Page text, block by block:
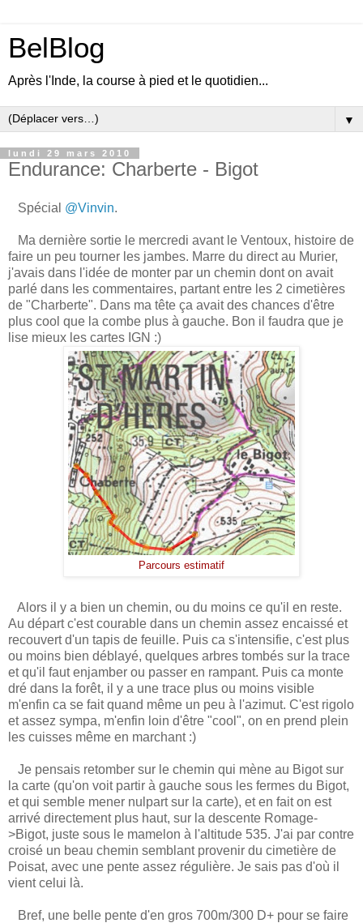
BelBlog
Après l'Inde, la course à pied et le quotidien...
▼
lundi 29 mars 2010
Endurance: Charberte - Bigot
Spécial @Vinvin.
Ma dernière sortie le mercredi avant le Ventoux, histoire de
faire un peu tourner les jambes. Marre du direct au Murier,
j'avais dans l'idée de monter par un chemin dont on avait
parlé dans les commentaires, partant entre les 2 cimetières
de "Charberte". Dans ma tête ça avait des chances d'être
plus cool que la combe plus à gauche. Bon il faudra que je
lise mieux les cartes IGN :)
Parcours estimatif
Alors il y a bien un chemin, ou du moins ce qu'il en reste.
Au départ c'est courable dans un chemin assez encaissé et
recouvert d'un tapis de feuille. Puis ca s'intensifie, c'est plus
ou moins bien déblayé, quelques arbres tombés sur la trace
et qu'il faut enjamber ou passer en rampant. Puis ca monte
dré dans la forêt, il y a une trace plus ou moins visible
m'enfin ca se fait quand même un peu à l'azimut. C'est rigolo
et assez sympa, m'enfin loin d'être "cool", on en prend plein
les cuisses même en marchant :)
Je pensais retomber sur le chemin qui mène au Bigot sur
la carte (qu'on voit partir à gauche sous les fermes du Bigot,
et qui semble mener nulpart sur la carte), et en fait on est
arrivé directement plus haut, sur la descente Romage-
>Bigot, juste sous le mamelon à l'altitude 535. J'ai par contre
croisé un beau chemin semblant provenir du cimetière de
Poisat, avec une pente assez régulière. Je sais pas d'où il
vient celui là.
Bref, une belle pente d'en gros 700m/300 D+ pour se faire